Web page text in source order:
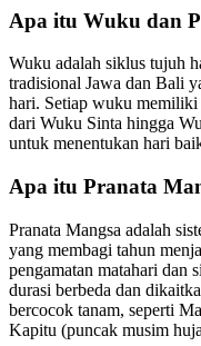
Apa itu Wuku dan
Wuku adalah siklus tujuh
tradisional Jawa dan Bali
hari. Setiap wuku
dari Wuku Sinta hingga
untuk menentukan hari
Apa itu Pranata
Pranata Mangsa adalah
yang membagi tahun
pengamatan matahari dan
durasi berbeda dan
bercocok tanam, seperti
Kapitu (puncak musim